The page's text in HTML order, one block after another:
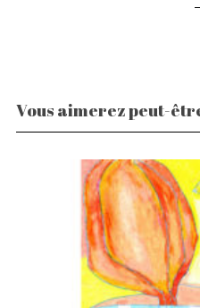
Vous aimerez peut-